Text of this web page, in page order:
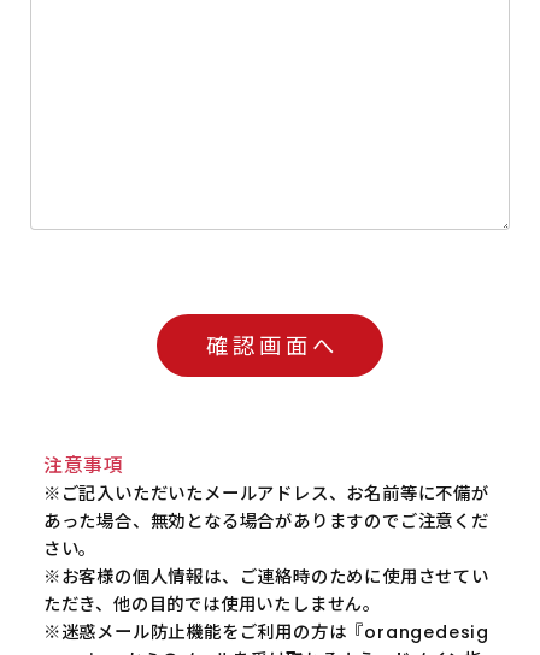
注意事項
※ご記入いただいたメールアドレス、お名前等に不備が
あった場合、無効となる場合がありますのでご注意くだ
さい。
※お客様の個人情報は、ご連絡時のために使用させてい
ただき、他の目的では使用いたしません。
※迷惑メール防止機能をご利用の方は『orangedesig